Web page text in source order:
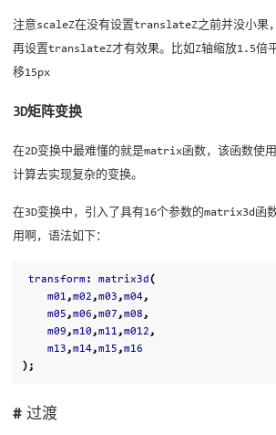
注意scaleZ在没有设置translateZ之前并没小果
再设置translateZ才有效果。比如Z轴缩放1.5倍
移15px
3D矩阵变换
在2D变换中最难懂的就是matrix函数，该函数使
计算去实现复杂的变换。
在3D变换中，引入了具有16个参数的matrix3d
用啊，语法如下：
transform : matrix3d(
m01 ,m02 ,m03 ,m04,
m05 ,m06 ,m07 ,m08 ,
m09 ,m10 ,m11 ,m012 ,
m13 ,m14,m15 ,m16
);
过渡